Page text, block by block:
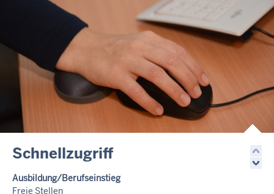
Schnellzugriff
Ausbildung/Berufseinstieg
Freie Stellen